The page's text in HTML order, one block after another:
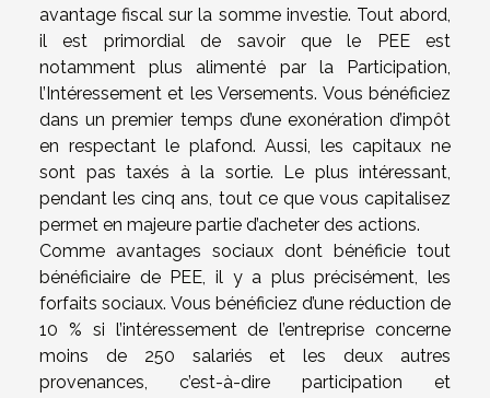
avantage fiscal sur la somme investie. Tout abord,
il est primordial de savoir que le PEE est
notamment plus alimenté par la Participation,
l’Intéressement et les Versements. Vous bénéficiez
dans un premier temps d’une exonération d’impôt
en respectant le plafond. Aussi, les capitaux ne
sont pas taxés à la sortie. Le plus intéressant,
pendant les cinq ans, tout ce que vous capitalisez
permet en majeure partie d’acheter des actions.
Comme avantages sociaux dont bénéficie tout
bénéficiaire de PEE, il y a plus précisément, les
forfaits sociaux. Vous bénéficiez d’une réduction de
10 % si l’intéressement de l’entreprise concerne
moins de 250 salariés et les deux autres
provenances, c’est-à-dire participation et